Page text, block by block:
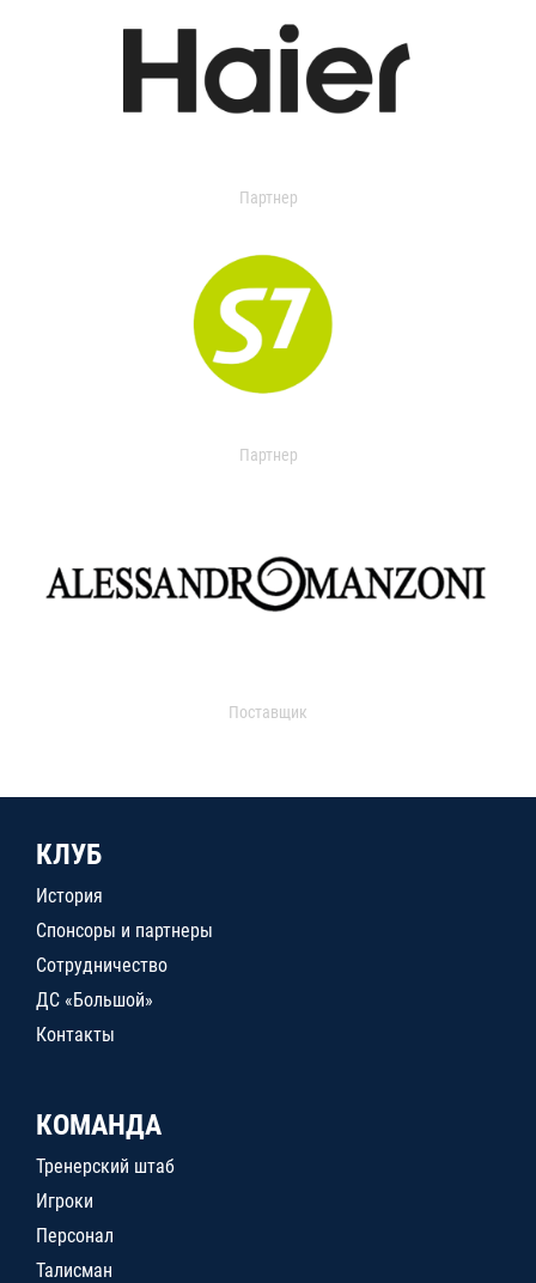
Партнер
Партнер
Поставщик
КЛУБ
История
Спонсоры и партнеры
Сотрудничество
ДС «Большой»
Контакты
КОМАНДА
Тренерский штаб
Игроки
Персонал
Талисман